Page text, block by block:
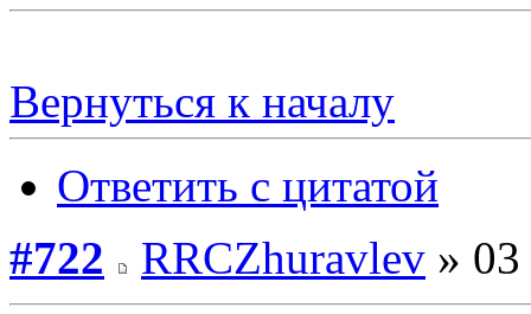
Вернуться к началу
Ответить с цитатой
#722
RRCZhuravlev »